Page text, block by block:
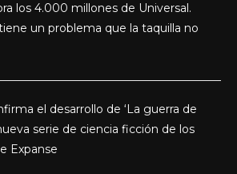
los 4.000 millones de Universal.
un problema que la taquilla no
el desarrollo de ‘La guerra de
serie de ciencia ficción de los
Expanse